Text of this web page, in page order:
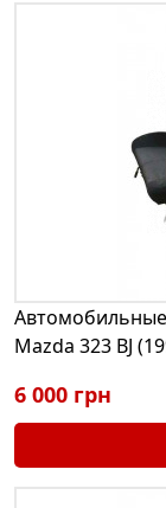
Mazda 323 BJ
6 000 грн